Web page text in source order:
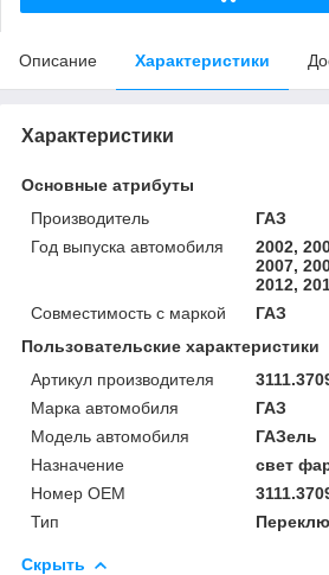
Описание Характеристики
Характеристики
Основные атрибуты
Производитель
ГАЗ
Год выпуска автомобиля
2002,
2007,
2012,
Совместимость с маркой
ГАЗ
Пользовательские характеристики
Артикул производителя
Марка автомобиля
ГАЗ
Модель автомобиля
ГАЗель
Назначение
свет
Номер OEM
Тип
Скрыть